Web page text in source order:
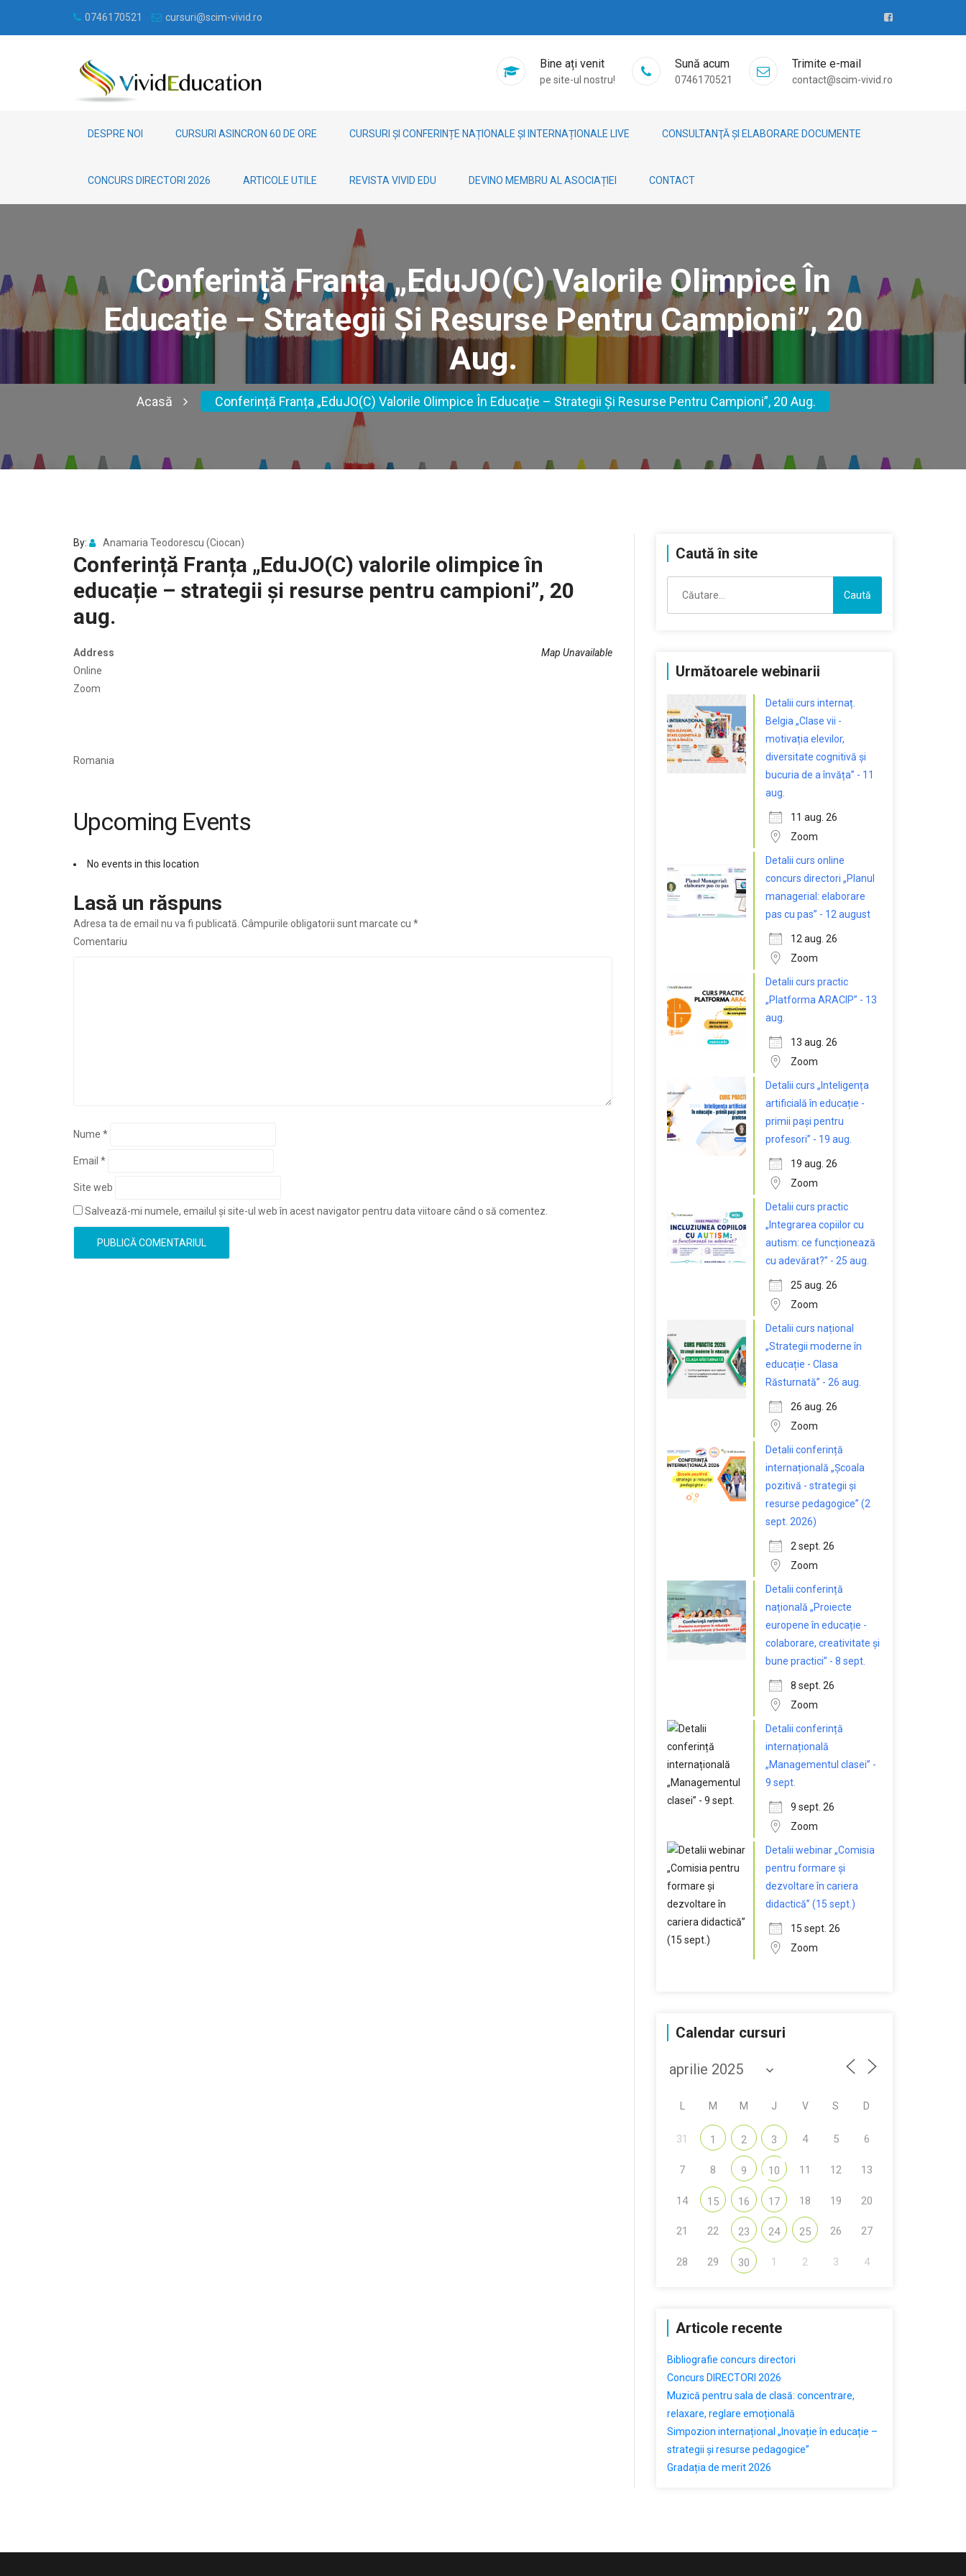
0746170521 cursuri@scim-vivid.ro
Bine ați venit
pe site-ul nostru!
Sună acum
0746170521
Trimite e-mail
contact@scim-vivid.ro
DESPRE NOI CURSURI ASINCRON 60 DE ORE CURSURI ȘI CONFERINȚE NAȚIONALE ȘI INTERNAȚIONALE LIVE CONSULTANŢĂ ȘI ELABORARE DOCUMENTE
CONCURS DIRECTORI 2026 ARTICOLE UTILE REVISTA VIVID EDU DEVINO MEMBRU AL ASOCIAȚIEI CONTACT
Conferință Franța „EduJO(C) Valorile Olimpice În
Educație – Strategii Și Resurse Pentru Campioni”, 20
Aug.
Acasă Conferință Franța „EduJO(C) Valorile Olimpice În Educație – Strategii Și Resurse Pentru Campioni”, 20 Aug.
By: Anamaria Teodorescu (Ciocan)
Conferință Franța „EduJO(C) valorile olimpice în
educație – strategii și resurse pentru campioni”, 20
aug.
Map Unavailable
Address
Online
Zoom
Romania
Upcoming Events
No events in this location
Lasă un răspuns
Adresa ta de email nu va fi publicată. Câmpurile obligatorii sunt marcate cu *
Comentariu
Nume *
Email *
Site web
Salvează-mi numele, emailul și site-ul web în acest navigator pentru data viitoare când o să comentez.
Caută în site
după:
Următoarele webinarii
Detalii curs internaț.
Belgia „Clase vii -
motivația elevilor,
diversitate cognitivă și
bucuria de a învăța” - 11
aug.
11 aug. 26
Zoom
Detalii curs online
concurs directori „Planul
managerial: elaborare
pas cu pas” - 12 august
12 aug. 26
Zoom
Detalii curs practic
„Platforma ARACIP” - 13
aug.
13 aug. 26
Zoom
Detalii curs „Inteligența
artificială în educație -
primii pași pentru
profesori” - 19 aug.
19 aug. 26
Zoom
Detalii curs practic
„Integrarea copiilor cu
autism: ce funcționează
cu adevărat?” - 25 aug.
25 aug. 26
Zoom
Detalii curs național
„Strategii moderne în
educație - Clasa
Răsturnată” - 26 aug.
26 aug. 26
Zoom
Detalii conferință
internațională „Școala
pozitivă - strategii și
resurse pedagogice” (2
sept. 2026)
2 sept. 26
Zoom
Detalii conferință
națională „Proiecte
europene în educație -
colaborare, creativitate și
bune practici” - 8 sept.
8 sept. 26
Zoom
Detalii conferință
internațională
„Managementul clasei” -
9 sept.
9 sept. 26
Zoom
Detalii webinar „Comisia
pentru formare și
dezvoltare în cariera
didactică” (15 sept.)
15 sept. 26
Zoom
Calendar cursuri
M M J V S D
31 1 2 3 4 5 6
7 8 9 10 11 12 13
14 15 16 17 18 19 20
21 22 23 24 25 26 27
28 29 30 1 2 3 4
Articole recente
Bibliografie concurs directori
Concurs DIRECTORI 2026
Muzică pentru sala de clasă: concentrare,
relaxare, reglare emoțională
Simpozion internațional „Inovație în educație –
strategii și resurse pedagogice”
Gradația de merit 2026